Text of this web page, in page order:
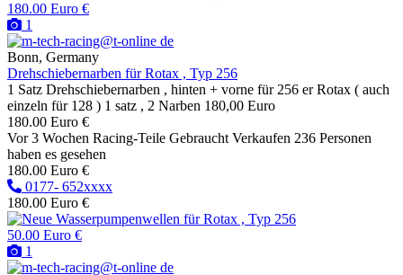
180.00 Euro €
1
Bonn, Germany
Drehschiebernarben für Rotax , Typ 256
1 Satz Drehschiebernarben , hinten + vorne für 256 er Rotax ( auch
einzeln für 128 ) 1 satz , 2 Narben 180,00 Euro
180.00 Euro €
Vor 3 Wochen Racing-Teile Gebraucht Verkaufen 236 Personen
haben es gesehen
180.00 Euro €
0177- 652xxxx
180.00 Euro €
50.00 Euro €
1